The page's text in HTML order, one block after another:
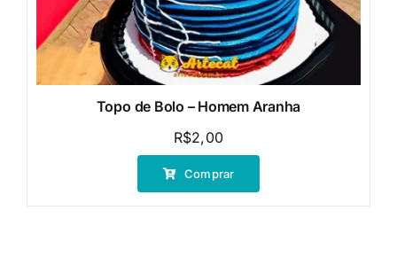
Topo de Bolo – Homem Aranha
R$2,00
Comprar